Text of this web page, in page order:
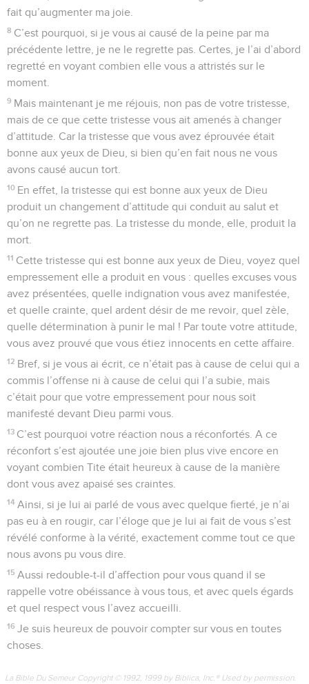
fait qu’augmenter ma joie.
8 C’est pourquoi, si je vous ai causé de la peine par ma
précédente lettre, je ne le regrette pas. Certes, je l’ai d’abord
regretté en voyant combien elle vous a attristés sur le
moment.
9 Mais maintenant je me réjouis, non pas de votre tristesse,
mais de ce que cette tristesse vous ait amenés à changer
d’attitude. Car la tristesse que vous avez éprouvée était
bonne aux yeux de Dieu, si bien qu’en fait nous ne vous
avons causé aucun tort.
10 En effet, la tristesse qui est bonne aux yeux de Dieu
produit un changement d’attitude qui conduit au salut et
qu’on ne regrette pas. La tristesse du monde, elle, produit la
mort.
11 Cette tristesse qui est bonne aux yeux de Dieu, voyez quel
empressement elle a produit en vous : quelles excuses vous
avez présentées, quelle indignation vous avez manifestée,
et quelle crainte, quel ardent désir de me revoir, quel zèle,
quelle détermination à punir le mal ! Par toute votre attitude,
vous avez prouvé que vous étiez innocents en cette affaire.
12 Bref, si je vous ai écrit, ce n’était pas à cause de celui qui a
commis l’offense ni à cause de celui qui l’a subie, mais
c’était pour que votre empressement pour nous soit
manifesté devant Dieu parmi vous.
13 C’est pourquoi votre réaction nous a réconfortés. A ce
réconfort s’est ajoutée une joie bien plus vive encore en
voyant combien Tite était heureux à cause de la manière
dont vous avez apaisé ses craintes.
14 Ainsi, si je lui ai parlé de vous avec quelque fierté, je n’ai
pas eu à en rougir, car l’éloge que je lui ai fait de vous s’est
révélé conforme à la vérité, exactement comme tout ce que
nous avons pu vous dire.
15 Aussi redouble-t-il d’affection pour vous quand il se
rappelle votre obéissance à vous tous, et avec quels égards
et quel respect vous l’avez accueilli.
16 Je suis heureux de pouvoir compter sur vous en toutes
choses.
La Bible Du Semeur Copyright © 1992, 1999 by Biblica, Inc.® Used by permission.